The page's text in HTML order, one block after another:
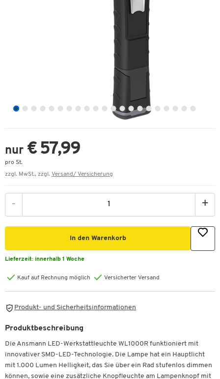
nur € 57,99
pro St.
zzgl. MwSt., zzgl. Versand/ Versicherung
- +
In den Warenkorb
Lieferzeit: innerhalb 1 Woche
Kauf auf Rechnung möglich Versicherter Versand
Produkt- und Sicherheitsinformationen
Produktbeschreibung
Die Ansmann LED-Werkstattleuchte WL1000R funktioniert mit
innovativer SMD-LED-Technologie. Die Lampe hat ein Hauptlicht
mit 1.000 Lumen Helligkeit, das Sie über ein Rad stufenlos dimmen
können, sowie eine zusätzliche Knopfleuchte am Lampenknopf mit